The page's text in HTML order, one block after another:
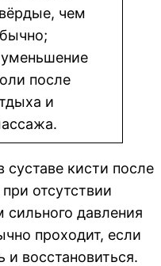
чем
после
и
кисти после
отсутствии
сильного давления
проходит, если
и восстановиться.